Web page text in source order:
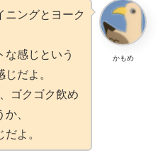
かもめ
ニングとヨーク
な感じという
だよ。
ゴクゴク飲め
、
よ。